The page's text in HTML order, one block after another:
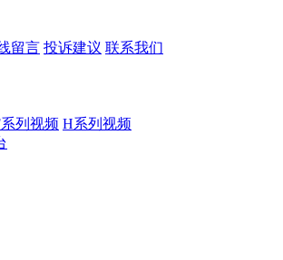
留言 投诉建议 联系我们
列视频 H系列视频